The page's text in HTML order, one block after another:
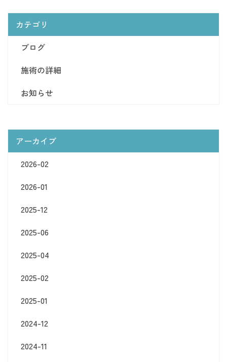
カテゴリ
ブログ
施術の詳細
お知らせ
アーカイブ
2026-02
2026-01
2025-12
2025-06
2025-04
2025-02
2025-01
2024-12
2024-11